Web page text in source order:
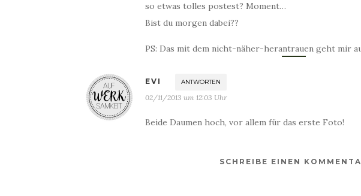
so etwas tolles postest? Moment…
Bist du morgen dabei??
PS: Das mit dem nicht-näher-herantrauen geht mir
EVI ANTWORTEN
02/11/2013 um 12:03 Uhr
Beide Daumen hoch, vor allem für das erste Foto!
SCHREIBE EINEN